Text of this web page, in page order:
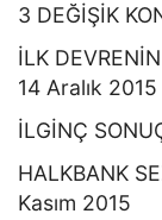
3 DEĞİŞİK
İLK
14 Aralık 2015
İLGİNÇ
HALKBANK
Kasım 2015